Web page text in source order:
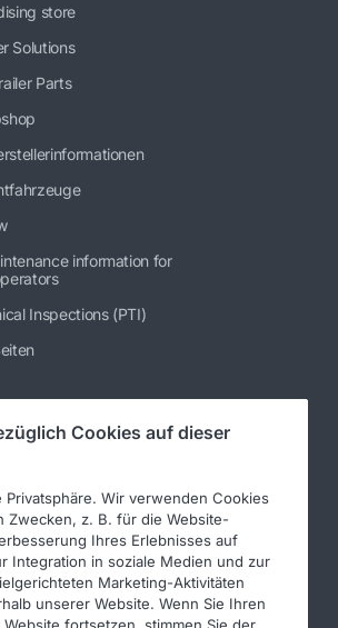
store
Solutions
Parts
information for
Inspections (PTI)
Cookies auf dieser
Privatsphäre. Wir verwenden Cookies
Zwecken, z. B. für die Website-
Ihres Erlebnisses auf
Integration in soziale Medien und zur
Marketing-Aktivitäten
unserer Website. Wenn Sie Ihren